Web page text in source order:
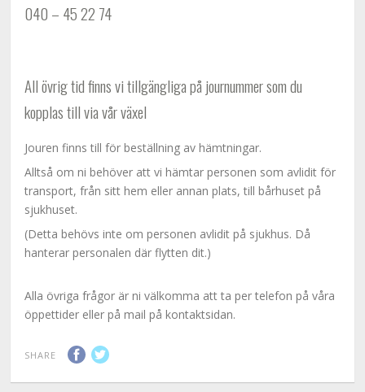
040 – 45 22 74
All övrig tid finns vi tillgängliga på journummer som du
kopplas till via vår växel
Jouren finns till för beställning av hämtningar.
Alltså om ni behöver att vi hämtar personen som avlidit för
transport, från sitt hem eller annan plats, till bårhuset på
sjukhuset.
(Detta behövs inte om personen avlidit på sjukhus. Då
hanterar personalen där flytten dit.)
Alla övriga frågor är ni välkomma att ta per telefon på våra
öppettider eller på mail på kontaktsidan.
SHARE